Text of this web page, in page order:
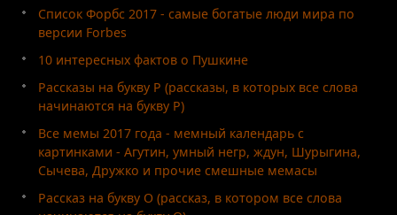
Список Форбс 2017 - самые богатые люди мира по
версии Forbes
10 интересных фактов о Пушкине
Рассказы на букву Р (рассказы, в которых все слова
начинаются на букву Р)
Все мемы 2017 года - мемный календарь с
картинками - Агутин, умный негр, ждун, Шурыгина,
Сычева, Дружко и прочие смешные мемасы
Рассказ на букву О (рассказ, в котором все слова